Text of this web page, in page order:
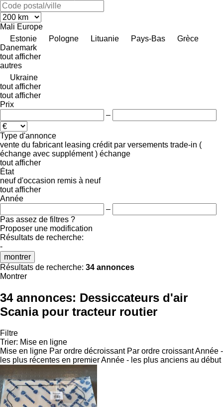
Mali Europe
Estonie
Pologne Lituanie Pays-Bas
Grèce
Danemark
tout afficher
autres
Ukraine
tout afficher
tout afficher
Prix
–
Type d'annonce
vente du fabricant leasing crédit par versements trade-in (
échange avec supplément ) échange
tout afficher
État
neuf d'occasion remis à neuf
tout afficher
Année
–
Pas assez de filtres ?
Proposer une modification
Résultats de recherche:
-
montrer
Résultats de recherche: 34 annonces
Montrer
34 annonces: Dessiccateurs d'air
Scania pour tracteur routier
Filtre
Trier: Mise en ligne
Mise en ligne Par ordre décroissant Par ordre croissantAnnée -
les plus récentes en premierAnnée - les plus anciens au début